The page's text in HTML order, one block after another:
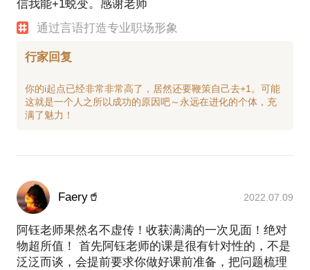
信我能+1蜕变。感谢老师
通过言语打造专业职场形象
行家回复
你的i起点已经非常非常高了，居然还要鞭策自己去+1。可能
这就是一个人之所以成功的原因吧～永远在进化的个体，充
Faery🥤 2022.07.09
阿钰老师果然名不虚传！收获满满的一次见面！绝对
物超所值！ 首先阿钰老师的课是很有针对性的，不是
泛泛而谈，会提前要求你做好课前准备，把问题梳理